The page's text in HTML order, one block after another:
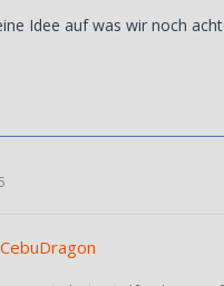
Idee auf was wir noch